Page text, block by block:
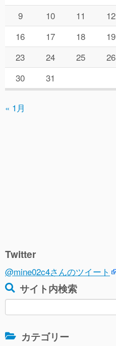
9
10 11 12
16
17 18 19
23
24 25 26
30
31
« 1月
Twitter
@mine02c4さんのツイート
サイト内検索
検
索:
カテゴリー